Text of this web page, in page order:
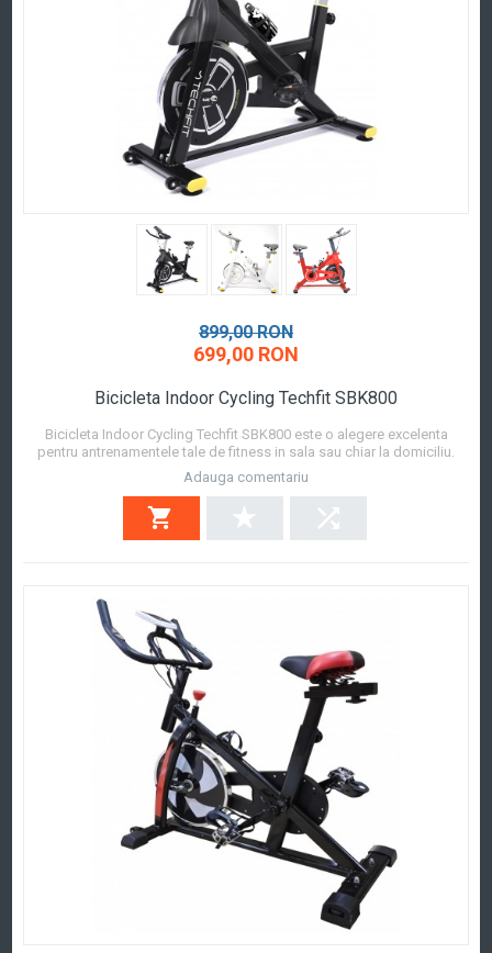
899,00 RON
699,00 RON
Bicicleta Indoor Cycling Techfit SBK800
Bicicleta Indoor Cycling Techfit SBK800 este o alegere excelenta
pentru antrenamentele tale de fitness in sala sau chiar la domiciliu.
Aceasta ofera o experienta autentica de pedalare, similara cu cea pe
care o ai pe o bicicleta in aer liber. Gama de biciclete Spinning
TECHFIT este construita pen...
Afla mai mult
Adauga comentariu